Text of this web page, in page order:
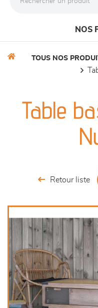
NOS
séjours
meubles de
décoration
TOUS NOS
Table
Retour liste